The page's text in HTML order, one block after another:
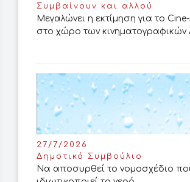
Συμβαίνουν και αλλού
Μεγαλώνει η εκτίμηση για το
στο χώρο των κινηματογραφικών
27/7/2026
Δημοτικό Συμβούλιο
Να αποσυρθεί το νομοσχέδιο